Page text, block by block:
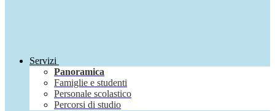
Servizi
Panoramica
Famiglie e studenti
Personale scolastico
Percorsi di studio